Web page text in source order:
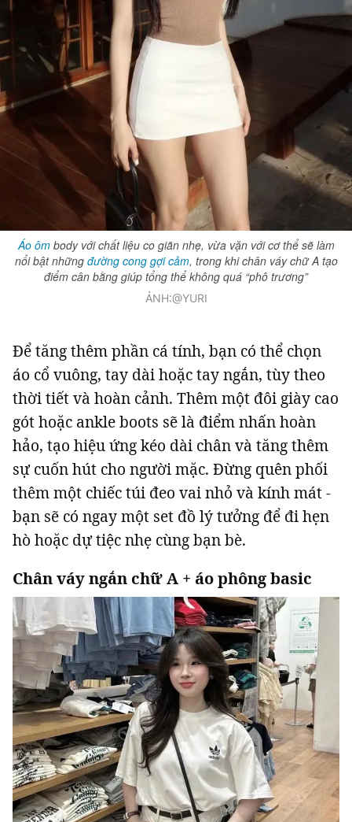
Áo ômbody với chất liệu co giãn nhẹ, vừa vặn với cơ thể sẽ làm
nổi bật những đường cong gợi cảm, trong khi chân váy chữ A tạo
điểm cân bằng giúp tổng thể không quá “phô trương”
ẢNH:@YURI
Để tăng thêm phần cá tính, bạn có thể chọn
áo cổ vuông, tay dài hoặc tay ngắn, tùy theo
thời tiết và hoàn cảnh. Thêm một đôi giày cao
gót hoặc ankle boots sẽ là điểm nhấn hoàn
hảo, tạo hiệu ứng kéo dài chân và tăng thêm
sự cuốn hút cho người mặc. Đừng quên phối
thêm một chiếc túi đeo vai nhỏ và kính mát -
bạn sẽ có ngay một set đồ lý tưởng để đi hẹn
hò hoặc dự tiệc nhẹ cùng bạn bè.
Chân váy ngắn chữ A + áo phông basic